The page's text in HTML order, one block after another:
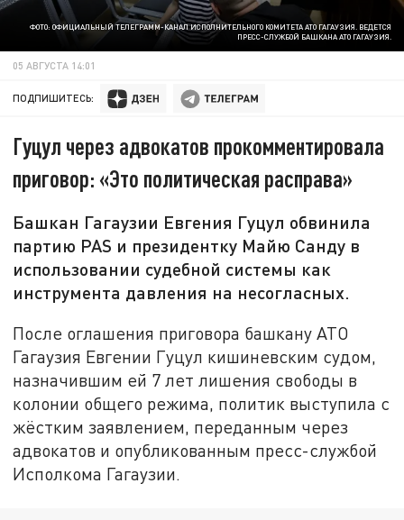
ФОТО: ОФИЦИАЛЬНЫЙ ТЕЛЕГРАММ-КАНАЛ ИСПОЛНИТЕЛЬНОГО КОМИТЕТА АТО ГАГАУЗИЯ. ВЕДЕТСЯ
ПРЕСС-СЛУЖБОЙ БАШКАНА АТО ГАГАУЗИЯ.
05 АВГУСТА 14:01
ПОДПИШИТЕСЬ:
Гуцул через адвокатов прокомментировала
приговор: «Это политическая расправа»
Башкан Гагаузии Евгения Гуцул обвинила
партию PAS и президентку Майю Санду в
использовании судебной системы как
инструмента давления на несогласных.
После оглашения приговора башкану АТО
Гагаузия Евгении Гуцул кишиневским судом,
назначившим ей 7 лет лишения свободы в
колонии общего режима, политик выступила с
жёстким заявлением, переданным через
адвокатов и опубликованным пресс-службой
Исполкома Гагаузии.